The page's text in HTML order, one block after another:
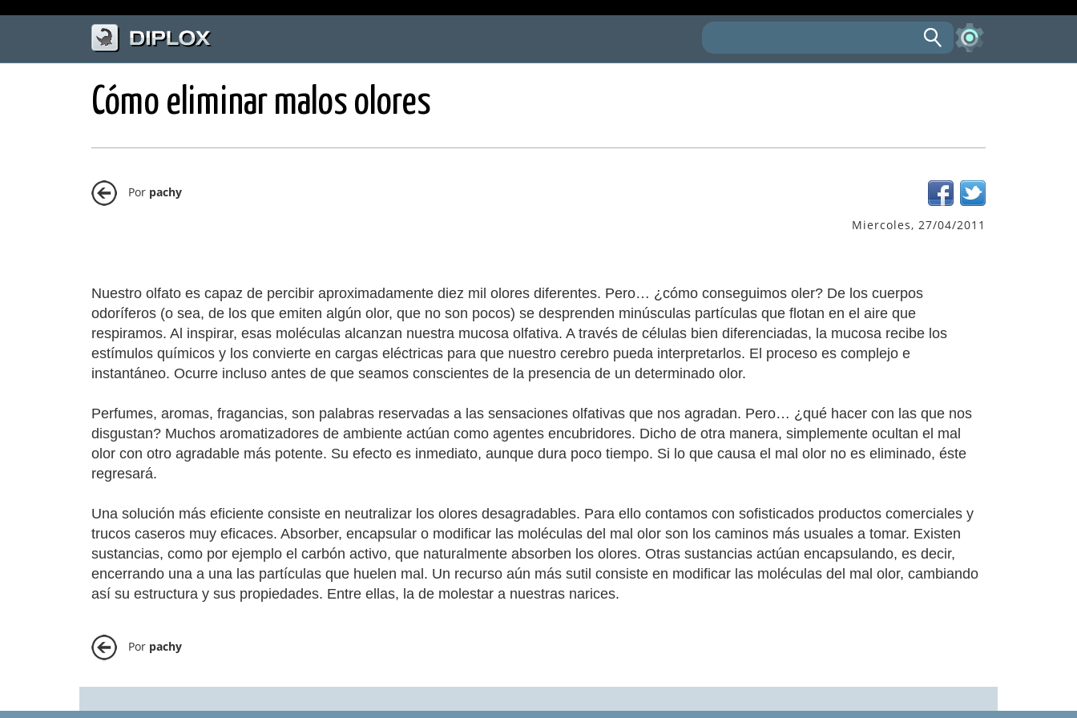
Cómo eliminar malos olores
Por pachy
Miercoles, 27/04/2011
Nuestro olfato es capaz de percibir aproximadamente diez mil olores diferentes. Pero… ¿cómo conseguimos oler? De los cuerpos
odoríferos (o sea, de los que emiten algún olor, que no son pocos) se desprenden minúsculas partículas que flotan en el aire que
respiramos. Al inspirar, esas moléculas alcanzan nuestra mucosa olfativa. A través de células bien diferenciadas, la mucosa recibe los
estímulos químicos y los convierte en cargas eléctricas para que nuestro cerebro pueda interpretarlos. El proceso es complejo e
instantáneo. Ocurre incluso antes de que seamos conscientes de la presencia de un determinado olor.
Perfumes, aromas, fragancias, son palabras reservadas a las sensaciones olfativas que nos agradan. Pero… ¿qué hacer con las que nos
disgustan? Muchos aromatizadores de ambiente actúan como agentes encubridores. Dicho de otra manera, simplemente ocultan el mal
olor con otro agradable más potente. Su efecto es inmediato, aunque dura poco tiempo. Si lo que causa el mal olor no es eliminado, éste
regresará.
Una solución más eficiente consiste en neutralizar los olores desagradables. Para ello contamos con sofisticados productos comerciales y
trucos caseros muy eficaces. Absorber, encapsular o modificar las moléculas del mal olor son los caminos más usuales a tomar. Existen
sustancias, como por ejemplo el carbón activo, que naturalmente absorben los olores. Otras sustancias actúan encapsulando, es decir,
encerrando una a una las partículas que huelen mal. Un recurso aún más sutil consiste en modificar las moléculas del mal olor, cambiando
así su estructura y sus propiedades. Entre ellas, la de molestar a nuestras narices.
Por pachy